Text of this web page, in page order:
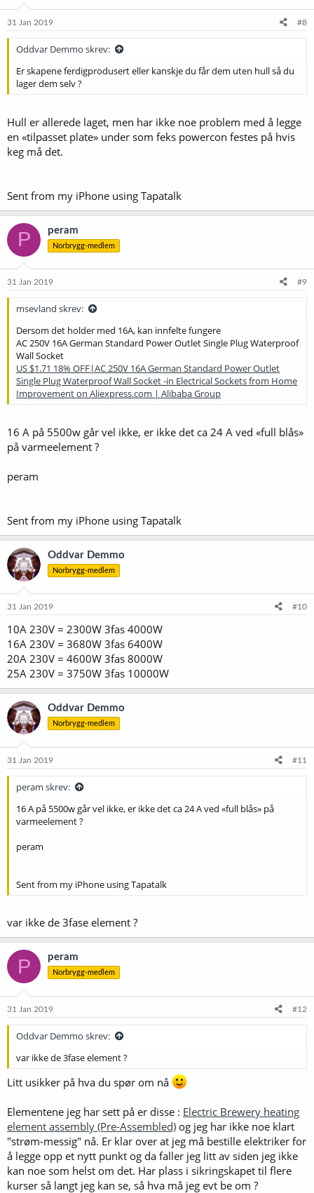
31 Jan 2019 #8
Oddvar Demmo skrev:
Er skapene ferdigprodusert eller kanskje du får dem uten hull så du
lager dem selv ?
Hull er allerede laget, men har ikke noe problem med å legge
en «tilpasset plate» under som feks powercon festes på hvis
keg må det.
Sent from my iPhone using Tapatalk
P peram
Norbrygg-medlem
31 Jan 2019 #9
msevland skrev:
Dersom det holder med 16A, kan innfelte fungere
AC 250V 16A German Standard Power Outlet Single Plug Waterproof
Wall Socket
US $1.71 18% OFF|AC 250V 16A German Standard Power Outlet
Single Plug Waterproof Wall Socket -in Electrical Sockets from Home
Improvement on Aliexpress.com | Alibaba Group
16 A på 5500w går vel ikke, er ikke det ca 24 A ved «full blås»
på varmeelement ?
peram
Sent from my iPhone using Tapatalk
Oddvar Demmo
Norbrygg-medlem
31 Jan 2019 #10
10A 230V = 2300W 3fas 4000W
16A 230V = 3680W 3fas 6400W
20A 230V = 4600W 3fas 8000W
25A 230V = 3750W 3fas 10000W
Oddvar Demmo
Norbrygg-medlem
31 Jan 2019 #11
peram skrev:
16 A på 5500w går vel ikke, er ikke det ca 24 A ved «full blås» på
varmeelement ?
peram
Sent from my iPhone using Tapatalk
var ikke de 3fase element ?
P peram
Norbrygg-medlem
31 Jan 2019 #12
Oddvar Demmo skrev:
var ikke de 3fase element ?
Litt usikker på hva du spør om nå
Elementene jeg har sett på er disse : Electric Brewery heating
element assembly (Pre-Assembled) og jeg har ikke noe klart
"strøm-messig" nå. Er klar over at jeg må bestille elektriker for
å legge opp et nytt punkt og da faller jeg litt av siden jeg ikke
kan noe som helst om det. Har plass i sikringskapet til flere
kurser så langt jeg kan se, så hva må jeg evt be om ?